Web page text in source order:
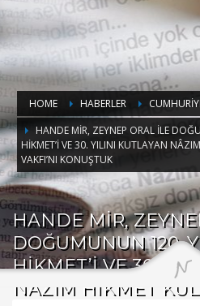
HOME HABERLER
HANDE MİR, ZEYNEP ORAL İLE
HİKMET’İ VE 30. YILINI KUTLAYAN
VAKFI’NI KONUŞTUK
HANDE MİR,
DOĞUMUNUN 120.
HİKMET’İ VE 30.
NÂZIM HİKMET